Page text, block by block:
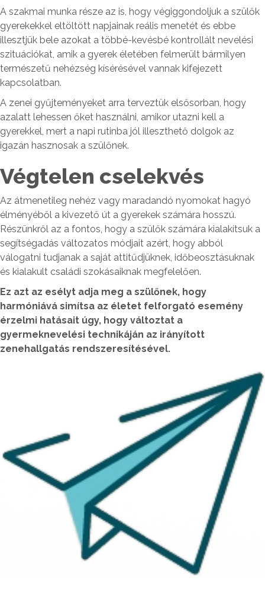
A szakmai munka része az is, hogy végiggondoljuk a szülők
gyerekekkel eltöltött napjainak reális menetét és ebbe
illesztjük bele azokat a többé-kevésbé kontrollált nevelési
szituációkat, amik a gyerek életében felmerült bármilyen
természetű nehézség kísérésével vannak kifejezett
kapcsolatban.
A zenei gyűjteményeket arra terveztük elsősorban, hogy
azalatt lehessen őket használni, amikor utazni kell a
gyerekkel, mert a napi rutinba jól illeszthető dolgok az
igazán hasznosak a szülőnek.
Végtelen cselekvés
Az átmenetileg nehéz vagy maradandó nyomokat hagyó
élményéből a kivezető út a gyerekek számára hosszú.
Részünkről az a fontos, hogy a szülők számára kialakítsuk a
segítségadás változatos módjait azért, hogy abból
válogatni tudjanak a saját attitűdjüknek, időbeosztásuknak
és kialakult családi szokásaiknak megfelelően.
Ez azt az esélyt adja meg a szülőnek, hogy
harmóniává simítsa az életet felforgató esemény
érzelmi hatásait úgy, hogy változtat a
gyermeknevelési technikáján az irányított
zenehallgatás rendszeresítésével.